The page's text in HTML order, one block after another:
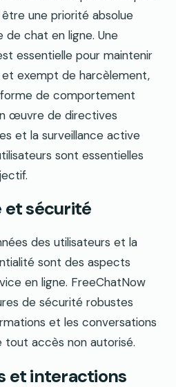
une priorité absolue
chat en ligne. Une
essentielle pour maintenir
exempt de harcèlement,
de comportement
œuvre de directives
et la surveillance active
sont essentielles
et sécurité
des utilisateurs et la
sont des aspects
en ligne. FreeChatNow
de sécurité robustes
et les conversations
accès non autorisé.
et interactions